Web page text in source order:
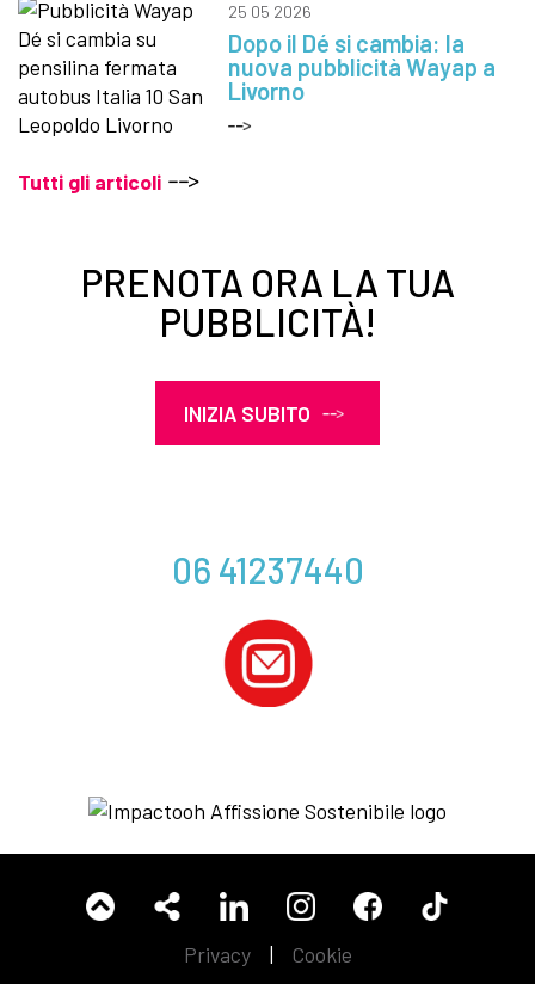
25 05 2026
Dopo il Dé si cambia: la
nuova pubblicità Wayap a
Livorno
Tutti gli articoli
PRENOTA ORA LA TUA
PUBBLICITÀ!
INIZIA SUBITO
06 41237440
Privacy | Cookie